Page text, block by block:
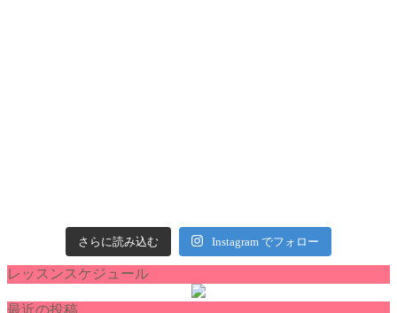
さらに読み込む Instagram でフォロー
レッスンスケジュール
最近の投稿